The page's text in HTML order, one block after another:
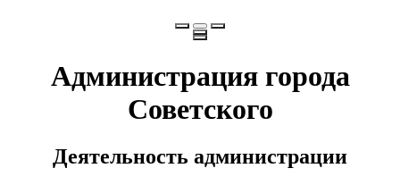
Администрация города
Советского
Деятельность администрации